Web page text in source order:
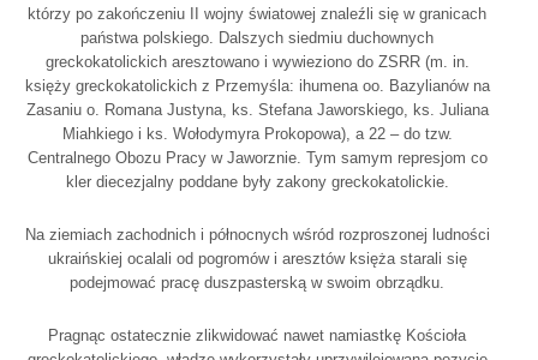
którzy po zakończeniu II wojny światowej znaleźli się w granicach
państwa polskiego. Dalszych siedmiu duchownych
greckokatolickich aresztowano i wywieziono do ZSRR (m. in.
księży greckokatolickich z Przemyśla: ihumena oo. Bazylianów na
Zasaniu o. Romana Justyna, ks. Stefana Jaworskiego, ks. Juliana
Miahkiego i ks. Wołodymyra Prokopowa), a 22 – do tzw.
Centralnego Obozu Pracy w Jaworznie. Tym samym represjom co
kler diecezjalny poddane były zakony greckokatolickie.
Na ziemiach zachodnich i północnych wśród rozproszonej ludności
ukraińskiej ocalali od pogromów i aresztów księża starali się
podejmować pracę duszpasterską w swoim obrządku.
Pragnąc ostatecznie zlikwidować nawet namiastkę Kościoła